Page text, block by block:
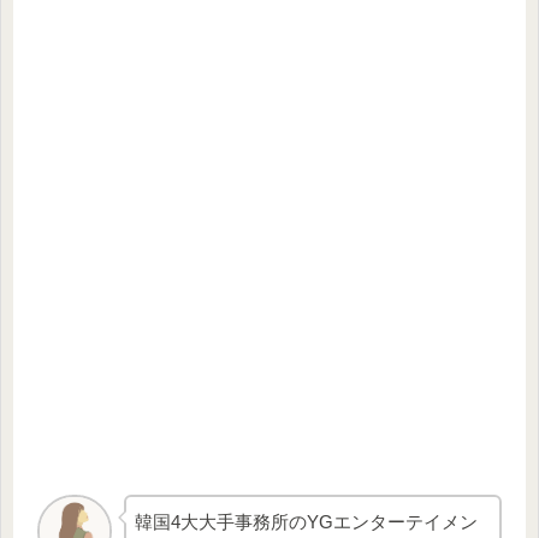
韓国4大大手事務所のYGエンターテイメン